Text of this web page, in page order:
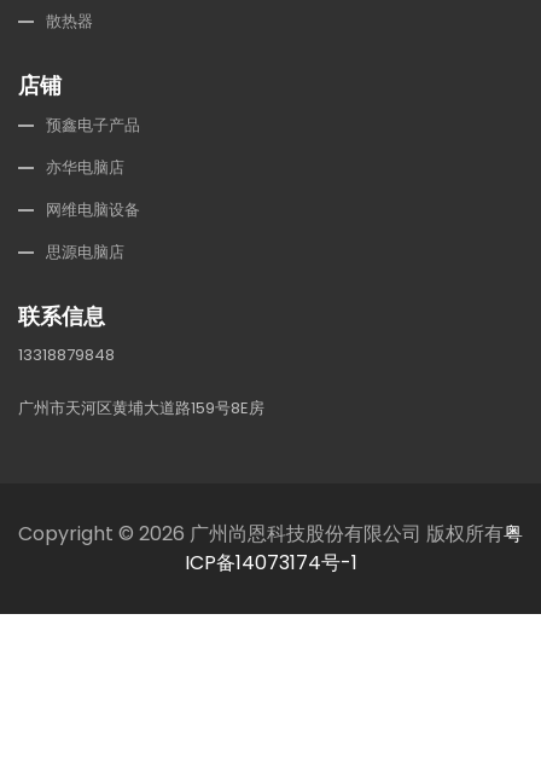
散热器
店铺
预鑫电子产品
亦华电脑店
网维电脑设备
思源电脑店
联系信息
13318879848
广州市天河区黄埔大道路159号8E房
Copyright © 2026 广州尚恩科技股份有限公司 版权所有粤
ICP备14073174号-1